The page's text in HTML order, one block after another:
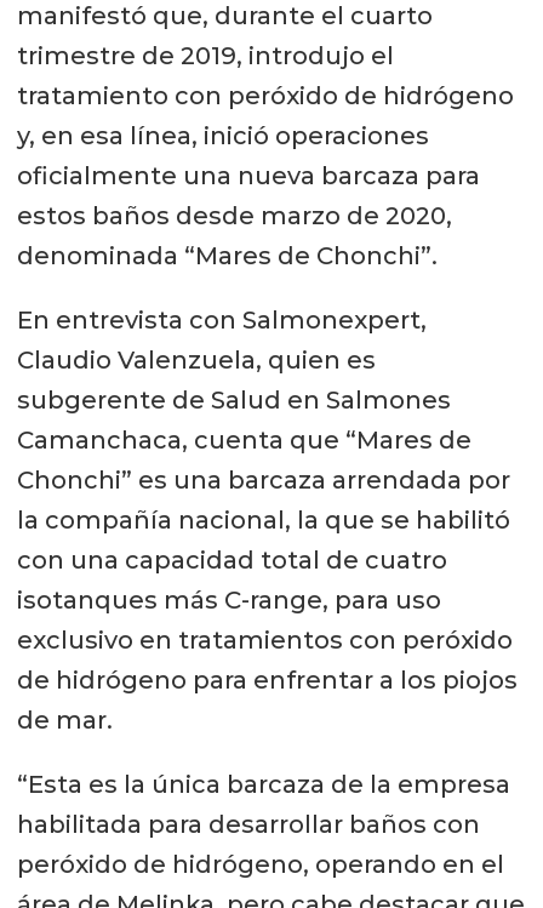
manifestó que, durante el cuarto
trimestre de 2019, introdujo el
tratamiento con peróxido de hidrógeno
y, en esa línea, inició operaciones
oficialmente una nueva barcaza para
estos baños desde marzo de 2020,
denominada “Mares de Chonchi”.
En entrevista con Salmonexpert,
Claudio Valenzuela, quien es
subgerente de Salud en Salmones
Camanchaca, cuenta que “Mares de
Chonchi” es una barcaza arrendada por
la compañía nacional, la que se habilitó
con una capacidad total de cuatro
isotanques más C-range, para uso
exclusivo en tratamientos con peróxido
de hidrógeno para enfrentar a los piojos
de mar.
“Esta es la única barcaza de la empresa
habilitada para desarrollar baños con
peróxido de hidrógeno, operando en el